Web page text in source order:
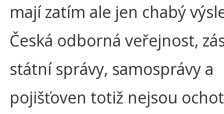
mají zatím ale jen chabý
Česká odborná veřejnost,
státní správy, samosprávy a
pojišťoven totiž nejsou